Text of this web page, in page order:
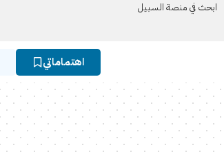
ابحث في منصة السـبيل
اهتماماتي